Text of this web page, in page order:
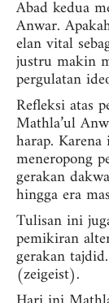
Abad kedua
Anwar.
elan vital
justru makin
pergulatan
Refleksi atas
Mathla’ul
harap.
meneropong
gerakan
hingga era
Tulisan ini
pemikiran
gerakan
(zeigeist).